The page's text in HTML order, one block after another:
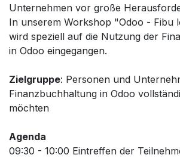
Unternehmen vor große
In unserem Workshop "Odoo - Fibu
wird speziell auf die Nutzung der
in Odoo eingegangen.
Zielgruppe: Personen und
Finanzbuchhaltung in Odoo
möchten
Agenda
09:30 - 10:00 Eintreffen der